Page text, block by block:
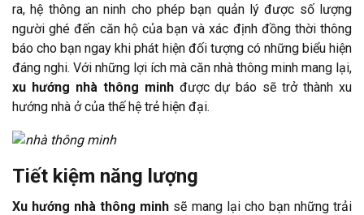
ra, hệ thông an ninh cho phép bạn quản lý được số lượng
người ghé đến căn hộ của bạn và xác định đồng thời thông
báo cho bạn ngay khi phát hiện đối tượng có những biểu hiện
đáng nghi. Với những lợi ích mà căn nhà thông minh mang lại,
xu hướng nhà thông minh được dự báo sẽ trở thành xu
hướng nhà ở của thế hệ trẻ hiện đại.
Tiết kiệm năng lượng
Xu hướng nhà thông minh sẽ mang lại cho bạn những trải